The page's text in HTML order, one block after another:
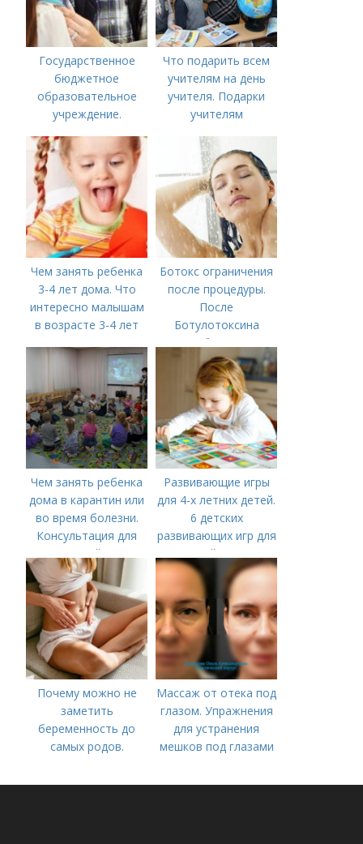
Государственное
бюджетное
образовательное
учреждение.
названия школ,
садиков и домов
творчества
Что подарить всем
учителям на день
учителя. Подарки
учителям
день учителя
Чем занять ребенка
3-4 лет дома. Что
интересно малышам
в возрасте 3-4 лет
Ботокс ограничения
после процедуры.
После
Ботулотоксина
необходимо
Чем занять ребенка
дома в карантин или
во время болезни.
Консультация для
родителей «Чем
занять ребенка в дни
болезни или
карантина?»
Развивающие игры
для 4-х летних детей.
6 детских
развивающих игр для
детей 4 лет
Почему можно не
заметить
беременность до
самых родов.
беременность: что
Массаж от отека под
глазом. Упражнения
для устранения
мешков под глазами